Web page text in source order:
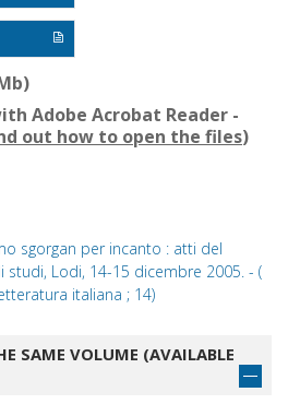
Adobe Acrobat Reader -
out how to open the files)
sgorgan per incanto : atti del
studi, Lodi, 14-15 dicembre 2005. - (
italiana ; 14)
SAME VOLUME (AVAILABLE